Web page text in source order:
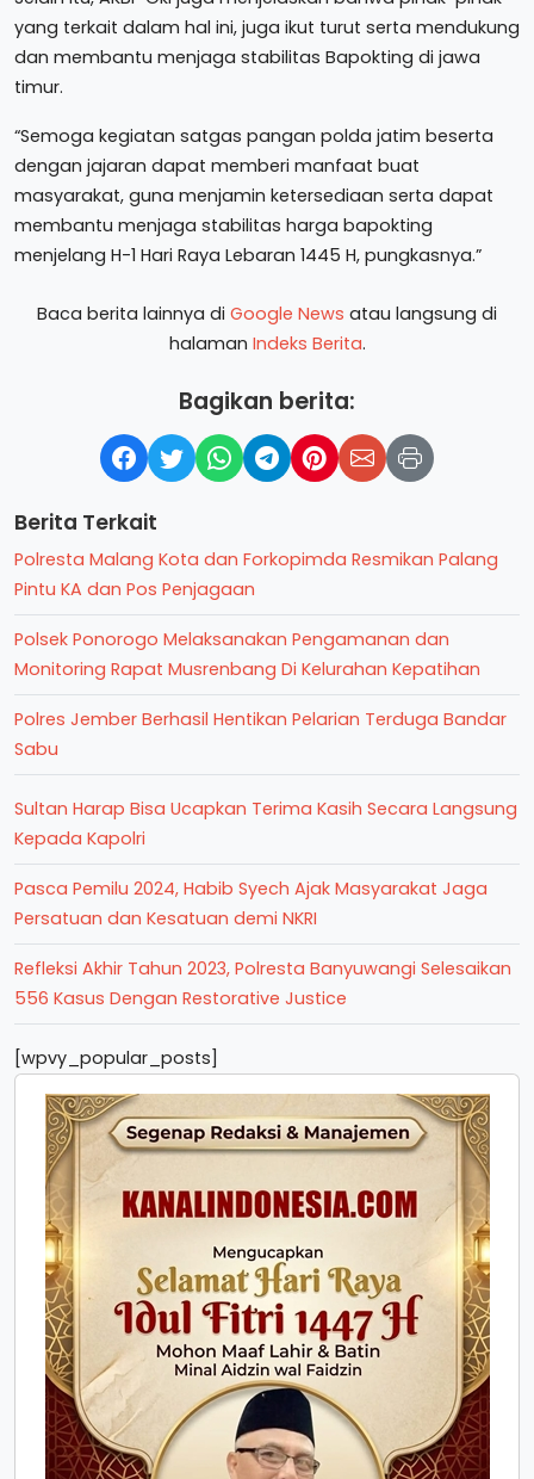
yang terkait dalam hal ini, juga ikut turut serta mendukung
dan membantu menjaga stabilitas Bapokting di jawa
timur.
“Semoga kegiatan satgas pangan polda jatim beserta
dengan jajaran dapat memberi manfaat buat
masyarakat, guna menjamin ketersediaan serta dapat
membantu menjaga stabilitas harga bapokting
menjelang H-1 Hari Raya Lebaran 1445 H, pungkasnya.”
Baca berita lainnya di Google News atau langsung di
halaman Indeks Berita.
Bagikan berita:
Berita Terkait
Polresta Malang Kota dan Forkopimda Resmikan Palang
Pintu KA dan Pos Penjagaan
Polsek Ponorogo Melaksanakan Pengamanan dan
Monitoring Rapat Musrenbang Di Kelurahan Kepatihan
Polres Jember Berhasil Hentikan Pelarian Terduga Bandar
Sabu
Sultan Harap Bisa Ucapkan Terima Kasih Secara Langsung
Kepada Kapolri
Pasca Pemilu 2024, Habib Syech Ajak Masyarakat Jaga
Persatuan dan Kesatuan demi NKRI
Refleksi Akhir Tahun 2023, Polresta Banyuwangi Selesaikan
556 Kasus Dengan Restorative Justice
[wpvy_popular_posts]